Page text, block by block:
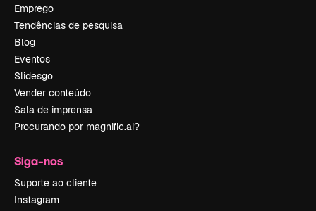
Emprego
Tendências de pesquisa
Blog
Eventos
Slidesgo
Vender conteúdo
Sala de imprensa
Procurando por magnific.ai?
Siga-nos
Suporte ao cliente
Instagram